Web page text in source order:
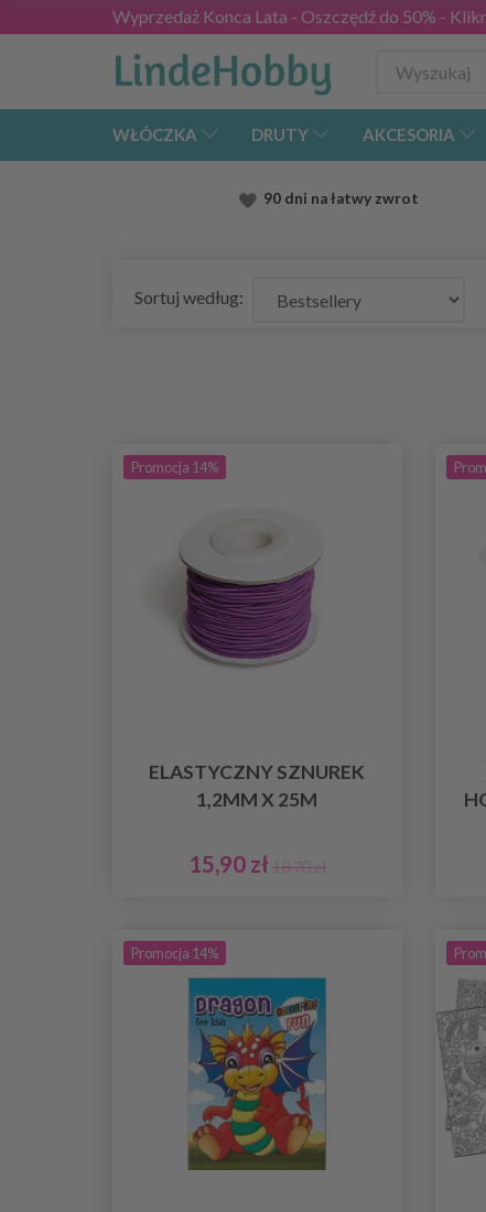
Wyprzedaż Konca Lata - Oszczędź do 50% -
WŁÓCZKA DRUTY AKCESORIA
90 dni na łatwy zwrot
Sortuj według:
Promocja 14%
ELASTYCZNY SZNUREK
1,2MM X 25M
15,90 zł18,70 zł
Promocja 14%